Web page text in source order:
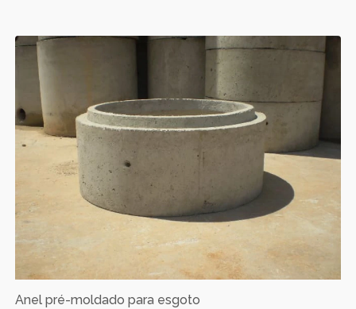
Anel pré-moldado para esgoto